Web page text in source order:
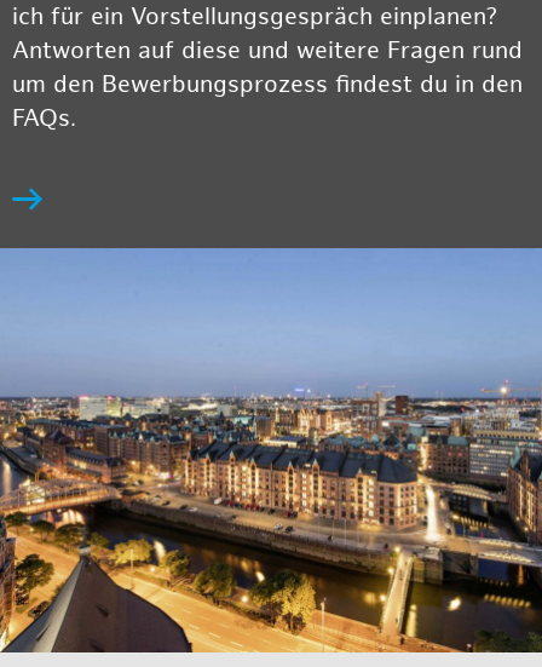
ich für ein Vorstellungsgespräch einplanen?
Antworten auf diese und weitere Fragen rund
um den Bewerbungsprozess findest du in den
FAQs.